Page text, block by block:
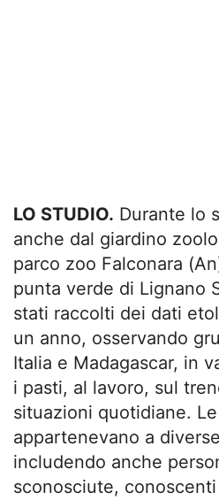
LO STUDIO. Durante lo
anche dal giardino
parco zoo Falconara
punta verde di Lignano
stati raccolti dei dati
un anno, osservando
Italia e Madagascar, in
i pasti, al lavoro, sul
situazioni quotidiane.
appartenevano a
includendo anche
sconosciute,